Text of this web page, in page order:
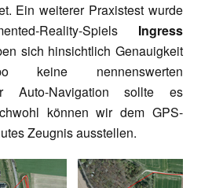
Ein weiterer Praxistest wurde
Reality-Spiels Ingress
sich hinsichtlich Genauigkeit
keine nennenswerten
Auto-Navigation sollte es
können wir dem GPS-
Zeugnis ausstellen.